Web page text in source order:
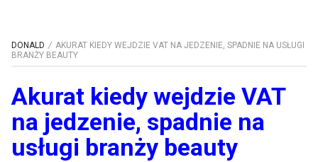
DONALD
AKURAT KIEDY WEJDZIE VAT NA JEDZENIE, SPADNIE NA USŁUGI
BRANŻY BEAUTY
Akurat kiedy wejdzie VAT
na jedzenie, spadnie na
usługi branży beauty